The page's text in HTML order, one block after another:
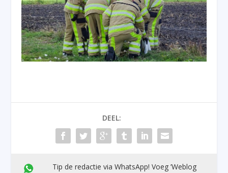
DEEL:
Tip de redactie via WhatsApp! Voeg ’Weblog